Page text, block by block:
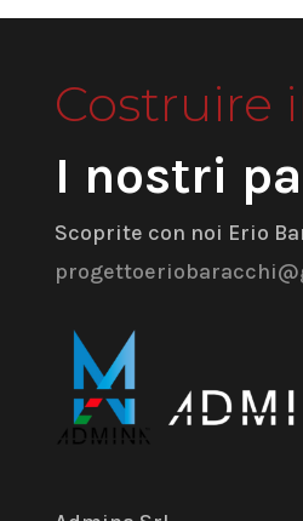
Costruire
I nostri
Scoprite con noi Erio